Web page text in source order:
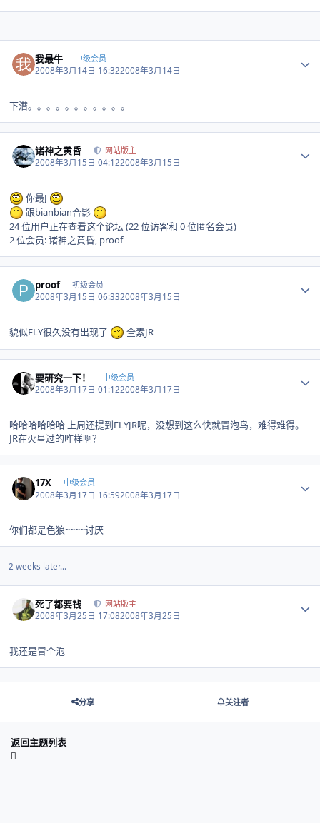
我最牛 中级会员
2008年3月14日 16:322008年3月14日
下潜。。。。。。。。。。。
诸神之黄昏 网站版主
2008年3月15日 04:122008年3月15日
你最J
跟bianbian合影
24 位用户正在查看这个论坛 (22 位访客和 0 位匿名会员)
2 位会员: 诸神之黄昏, proof
proof 初级会员
2008年3月15日 06:332008年3月15日
貌似FLY很久没有出现了 全素JR
要研究一下！ 中级会员
2008年3月17日 01:122008年3月17日
哈哈哈哈哈哈 上周还提到FLYJR呢，没想到这么快就冒泡鸟，难得难得。
JR在火星过的咋样啊？
17X 中级会员
2008年3月17日 16:592008年3月17日
你们都是色狼~~~~讨厌
2 weeks later...
死了都要钱 网站版主
2008年3月25日 17:082008年3月25日
我还是冒个泡
分享 关注者
返回主题列表